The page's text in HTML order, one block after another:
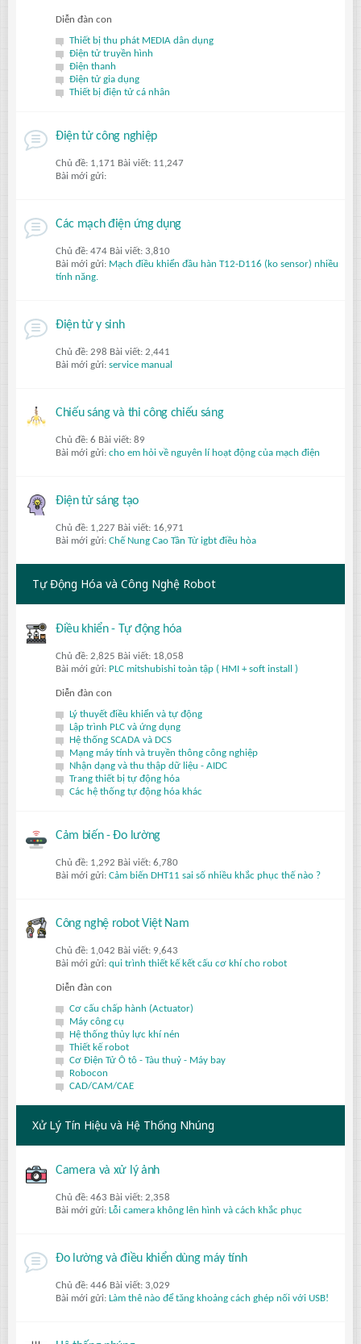
Diễn đàn con
Thiết bị thu phát MEDIA dân dụng
Điện tử truyền hình
Điện thanh
Điện tử gia dụng
Thiết bị điện tử cá nhân
Điện tử công nghiệp
Chủ đề: 1,171 Bài viết: 11,247
Bài mới gửi:
Các mạch điện ứng dụng
Chủ đề: 474 Bài viết: 3,810
Bài mới gửi: Mạch điều khiển đầu hàn T12-D116 (ko sensor) nhiều
tính năng.
Điện tử y sinh
Chủ đề: 298 Bài viết: 2,441
Bài mới gửi: service manual
Chiếu sáng và thi công chiếu sáng
Chủ đề: 6 Bài viết: 89
Bài mới gửi: cho em hỏi về nguyên lí hoạt động của mạch điện
Điện tử sáng tạo
Chủ đề: 1,227 Bài viết: 16,971
Bài mới gửi: Chế Nung Cao Tần Từ igbt điều hòa
Tự Động Hóa và Công Nghệ Robot
Điều khiển - Tự động hóa
Chủ đề: 2,825 Bài viết: 18,058
Bài mới gửi: PLC mitshubishi toàn tập ( HMI + soft install )
Diễn đàn con
Lý thuyết điều khiển và tự động
Lập trình PLC và ứng dụng
Hệ thống SCADA và DCS
Mạng máy tính và truyền thông công nghiệp
Nhận dạng và thu thập dữ liệu - AIDC
Trang thiết bị tự động hóa
Các hệ thống tự động hóa khác
Cảm biến - Đo lường
Chủ đề: 1,292 Bài viết: 6,780
Bài mới gửi: Cảm biến DHT11 sai số nhiều khắc phục thế nào ?
Công nghệ robot Việt Nam
Chủ đề: 1,042 Bài viết: 9,643
Bài mới gửi: qui trình thiết kế kết cấu cơ khí cho robot
Diễn đàn con
Cơ cấu chấp hành (Actuator)
Máy công cụ
Hệ thống thủy lực khí nén
Thiết kế robot
Cơ Điện Tử Ô tô - Tàu thuỷ - Máy bay
Robocon
CAD/CAM/CAE
Xử Lý Tín Hiệu và Hệ Thống Nhúng
Camera và xử lý ảnh
Chủ đề: 463 Bài viết: 2,358
Bài mới gửi: Lỗi camera không lên hình và cách khắc phục
Đo lường và điều khiển dùng máy tính
Chủ đề: 446 Bài viết: 3,029
Bài mới gửi: Làm thê nào để tăng khoảng cách ghép nối với USB!